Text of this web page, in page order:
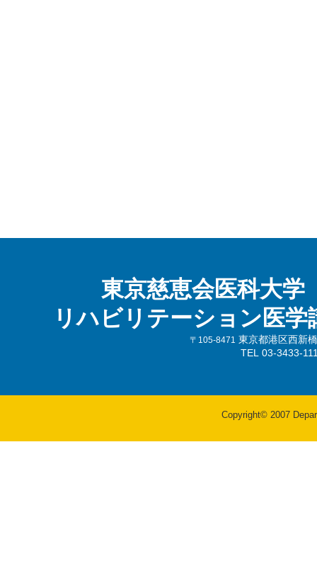
東京慈恵会医科大学
リハビリテーション医学
〒105-8471
東京都港区西新
TEL 03-3433-
Copyright© 2007